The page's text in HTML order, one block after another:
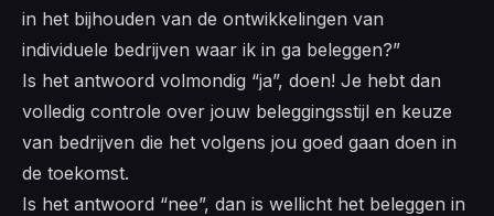
in het bijhouden van de ontwikkelingen van
individuele bedrijven waar ik in ga beleggen?”
Is het antwoord volmondig “ja”, doen! Je hebt dan
volledig controle over jouw beleggingsstijl en keuze
van bedrijven die het volgens jou goed gaan doen in
de toekomst.
Is het antwoord “nee”, dan is wellicht het beleggen in